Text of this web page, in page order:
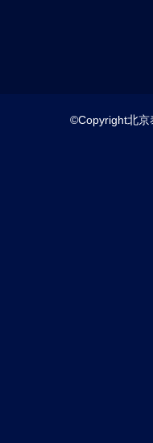
©Copyright北京